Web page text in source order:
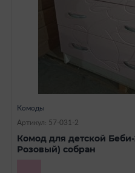
Комоды
Артикул: 57-031-2
Комод для детской
Розовый) собран